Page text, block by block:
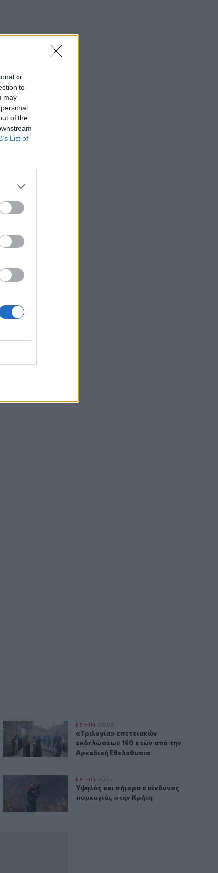
or
to
may
of the
List of
κατηγορούμενη για τη φονική επίθεση
την παράσταση (βίντεο)
«Τριλογία» επετειακών εκδηλώσεων 160 ετών από την
ΚΡΗΤΗ 08:06
«Τριλογία» επετειακών εκδηλώσεων
«Τριλογία» επετειακών
εκδηλώσεων 160 ετών από την
Αρκαδική Εθελοθυσία
για τα Συστήματα Αεροναυτιλίας
οι υπογραφές για τα Συστήματα Αεροναυτιλίας
Υψηλός και σήμερα ο κίνδυνος πυρκαγιάς στην Κρήτη
ΚΡΗΤΗ 06:57
Υψηλός και σήμερα ο κίνδυνος
Υψηλός και σήμερα ο κίνδυνος
πυρκαγιάς στην Κρήτη